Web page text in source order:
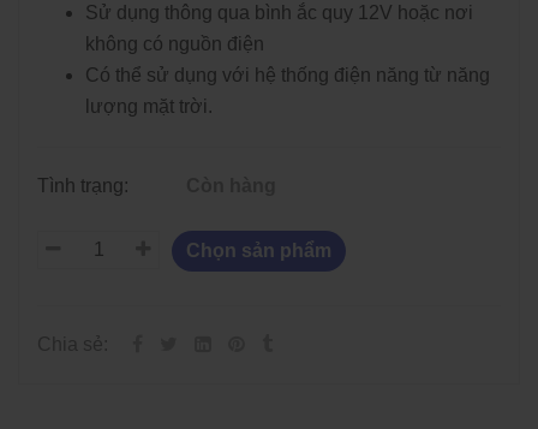
Sử dụng thông qua bình ắc quy 12V hoặc nơi
không có nguồn điện
Có thể sử dụng với hệ thống điện năng từ năng
lượng mặt trời.
Tình trạng:
Chọn sản phẩm